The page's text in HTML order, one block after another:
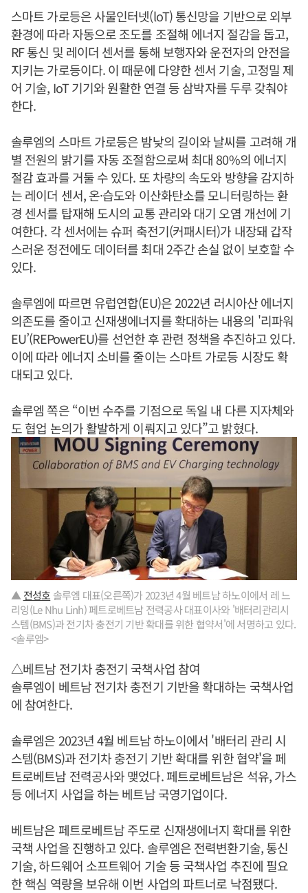
스마트 가로등은 사물인터넷(loT) 통신망을 기반으로 외부
환경에 따라 자동으로 조도를 조절해 에너지 절감을 돕고,
RF 통신 및 레이더 센서를 통해 보행자와 운전자의 안전을
지키는 가로등이다. 이 때문에 다양한 센서 기술, 고정밀 제
어 기술, IoT 기기와 원활한 연결 등 삼박자를 두루 갖춰야
한다.
솔루엠의 스마트 가로등은 밤낮의 길이와 날씨를 고려해 개
별 전원의 밝기를 자동 조절함으로써 최대 80%의 에너지
절감 효과를 거둘 수 있다. 또 차량의 속도와 방향을 감지하
는 레이더 센서, 온·습도와 이산화탄소를 모니터링하는 환
경 센서를 탑재해 도시의 교통 관리와 대기 오염 개선에 기
여한다. 각 센서에는 슈퍼 축전기(커패시터)가 내장돼 갑작
스러운 정전에도 데이터를 최대 2주간 손실 없이 보호할 수
있다.
솔루엠에 따르면 유럽연합(EU)은 2022년 러시아산 에너지
의존도를 줄이고 신재생에너지를 확대하는 내용의 '리파워
EU’(REPowerEU)를 선언한 후 관련 정책을 추진하고 있다.
이에 따라 에너지 소비를 줄이는 스마트 가로등 시장도 확
대되고 있다.
솔루엠 쪽은 “이번 수주를 기점으로 독일 내 다른 지자체와
도 협업 논의가 활발하게 이뤄지고 있다”고 밝혔다.
▲ 전성호 솔루엠 대표(오른쪽)가 2023년 4월 베트남 하노이에서 레 느
리잉(Le Nhu Linh) 페트로베트남 전력공사 대표이사와 '배터리관리시
스템(BMS)과 전기차 충전기 기반 확대를 위한 협약서'에 서명하고 있다.
<솔루엠>
△베트남 전기차 충전기 국책사업 참여
솔루엠이 베트남 전기차 충전기 기반을 확대하는 국책사업
에 참여한다.
솔루엠은 2023년 4월 베트남 하노이에서 '배터리 관리 시
스템(BMS)과 전기차 충전기 기반 확대를 위한 협약'을 페
트로베트남 전력공사와 맺었다. 페트로베트남은 석유, 가스
등 에너지 사업을 하는 베트남 국영기업이다.
베트남은 페트로베트남 주도로 신재생에너지 확대를 위한
국책 사업을 진행하고 있다. 솔루엠은 전력변환기술, 통신
기술, 하드웨어 소프트웨어 기술 등 국책사업 추진에 필요
한 핵심 역량을 보유해 이번 사업의 파트너로 낙점됐다.